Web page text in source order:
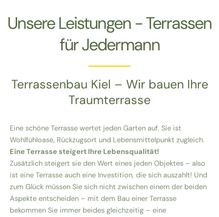
Unsere Leistungen - Terrassen
für Jedermann
Terrassenbau Kiel – Wir bauen Ihre
Traumterrasse
Eine schöne Terrasse wertet jeden Garten auf. Sie ist
Wohlfühloase, Rückzugsort und Lebensmittelpunkt zugleich.
Eine Terrasse steigert Ihre Lebensqualität!
Zusätzlich steigert sie den Wert eines jeden Objektes – also
ist eine Terrasse auch eine Investition, die sich auszahlt! Und
zum Glück müssen Sie sich nicht zwischen einem der beiden
Aspekte entscheiden – mit dem Bau einer Terrasse
bekommen Sie immer beides gleichzeitig – eine